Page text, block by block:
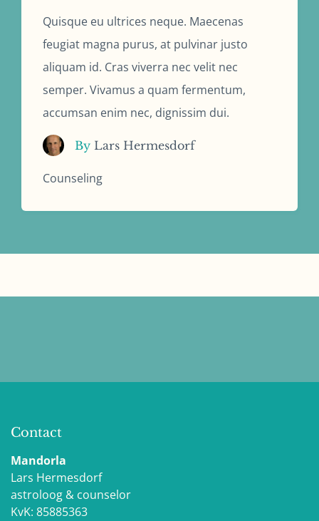
Quisque eu ultrices neque. Maecenas
feugiat magna purus, at pulvinar justo
aliquam id. Cras viverra nec velit nec
semper. Vivamus a quam fermentum,
accumsan enim nec, dignissim dui.
By Lars Hermesdorf
Counseling
Contact
Mandorla
Lars Hermesdorf
astroloog & counselor
KvK: 85885363